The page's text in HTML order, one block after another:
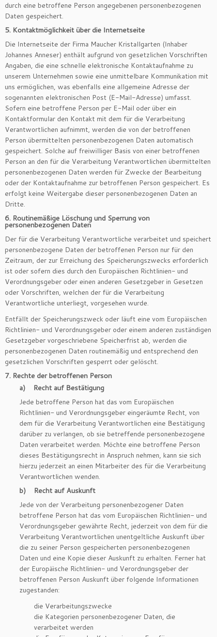
durch eine betroffene Person angegebenen personenbezogenen
Daten gespeichert.
5. Kontaktmöglichkeit über die Internetseite
Die Internetseite der Firma Maucher Kristallgarten (Inhaber
Johannes Anneser) enthält aufgrund von gesetzlichen Vorschriften
Angaben, die eine schnelle elektronische Kontaktaufnahme zu
unserem Unternehmen sowie eine unmittelbare Kommunikation mit
uns ermöglichen, was ebenfalls eine allgemeine Adresse der
sogenannten elektronischen Post (E-Mail-Adresse) umfasst.
Sofern eine betroffene Person per E-Mail oder über ein
Kontaktformular den Kontakt mit dem für die Verarbeitung
Verantwortlichen aufnimmt, werden die von der betroffenen
Person übermittelten personenbezogenen Daten automatisch
gespeichert. Solche auf freiwilliger Basis von einer betroffenen
Person an den für die Verarbeitung Verantwortlichen übermittelten
personenbezogenen Daten werden für Zwecke der Bearbeitung
oder der Kontaktaufnahme zur betroffenen Person gespeichert. Es
erfolgt keine Weitergabe dieser personenbezogenen Daten an
Dritte.
6. Routinemäßige Löschung und Sperrung von
personenbezogenen Daten
Der für die Verarbeitung Verantwortliche verarbeitet und speichert
personenbezogene Daten der betroffenen Person nur für den
Zeitraum, der zur Erreichung des Speicherungszwecks erforderlich
ist oder sofern dies durch den Europäischen Richtlinien- und
Verordnungsgeber oder einen anderen Gesetzgeber in Gesetzen
oder Vorschriften, welchen der für die Verarbeitung
Verantwortliche unterliegt, vorgesehen wurde.
Entfällt der Speicherungszweck oder läuft eine vom Europäischen
Richtlinien- und Verordnungsgeber oder einem anderen zuständigen
Gesetzgeber vorgeschriebene Speicherfrist ab, werden die
personenbezogenen Daten routinemäßig und entsprechend den
gesetzlichen Vorschriften gesperrt oder gelöscht.
7. Rechte der betroffenen Person
a) Recht auf Bestätigung
Jede betroffene Person hat das vom Europäischen
Richtlinien- und Verordnungsgeber eingeräumte Recht, von
dem für die Verarbeitung Verantwortlichen eine Bestätigung
darüber zu verlangen, ob sie betreffende personenbezogene
Daten verarbeitet werden. Möchte eine betroffene Person
dieses Bestätigungsrecht in Anspruch nehmen, kann sie sich
hierzu jederzeit an einen Mitarbeiter des für die Verarbeitung
Verantwortlichen wenden.
b) Recht auf Auskunft
Jede von der Verarbeitung personenbezogener Daten
betroffene Person hat das vom Europäischen Richtlinien- und
Verordnungsgeber gewährte Recht, jederzeit von dem für die
Verarbeitung Verantwortlichen unentgeltliche Auskunft über
die zu seiner Person gespeicherten personenbezogenen
Daten und eine Kopie dieser Auskunft zu erhalten. Ferner hat
der Europäische Richtlinien- und Verordnungsgeber der
betroffenen Person Auskunft über folgende Informationen
zugestanden:
die Verarbeitungszwecke
die Kategorien personenbezogener Daten, die
verarbeitet werden